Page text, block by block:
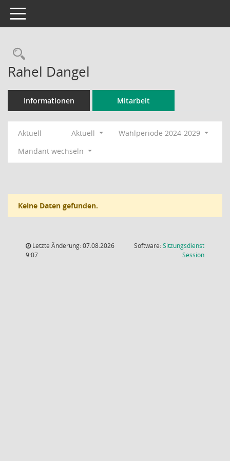
Toggle navigation
Rechercheauswahl
Rahel Dangel
Informationen Mitarbeit
Aktuell Aktuell
Wahlperiode 2024-2029
Mandant wechseln
Keine Daten gefunden.
Letzte Änderung: 07.08.2026
9:07
Software:Sitzungsdienst
Session(Wird in